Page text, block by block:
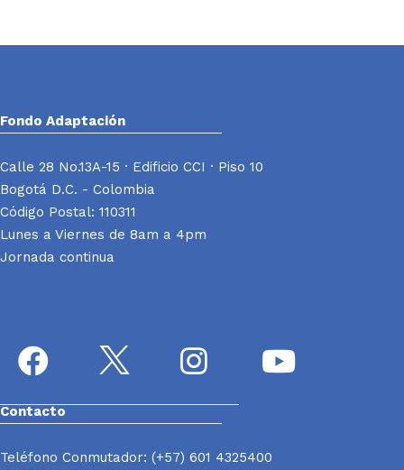
Fondo Adaptación
Calle 28 No.13A-15 · Edificio CCI · Piso 10
Bogotá D.C. - Colombia
Código Postal: 110311
Lunes a Viernes de 8am a 4pm
Jornada continua
Contacto
Teléfono Conmutador: (+57) 601 4325400